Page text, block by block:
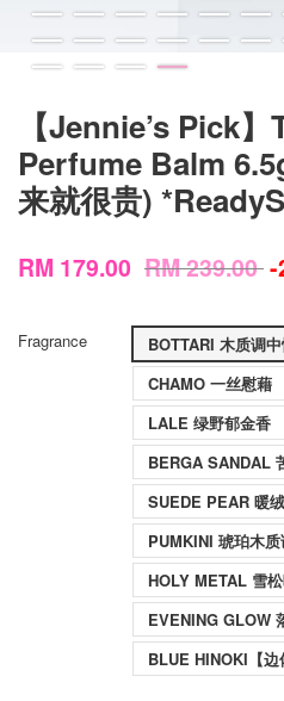
【Jennie’s Pick
Perfume Balm
来就很贵)
RM 179.00 RM 239.00-
Fragrance
BOTTARI 木质调
CHAMO 一丝慰藉
LALE 绿野郁金香
BERGA SANDAL
SUEDE PEAR 暖
PUMKINI 琥珀木
HOLY METAL 雪
EVENING GLOW
BLUE HINOKI【边